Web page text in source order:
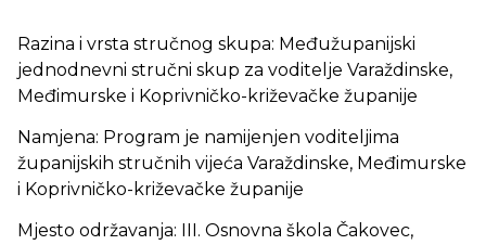
Razina i vrsta stručnog skupa: Međužupanijski
jednodnevni stručni skup za voditelje Varaždinske,
Međimurske i Koprivničko-križevačke županije
Namjena: Program je namijenjen voditeljima
županijskih stručnih vijeća Varaždinske, Međimurske
i Koprivničko-križevačke županije
Mjesto održavanja: III. Osnovna škola Čakovec,